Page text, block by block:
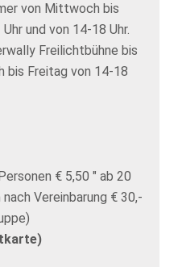
von Mittwoch bis
und von 14-18 Uhr.
Freilichtbühne bis
bis Freitag von 14-18
€ 5,50 " ab 20
Vereinbarung € 30,-